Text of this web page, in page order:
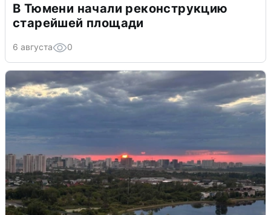
В Тюмени начали реконструкцию
старейшей площади
6 августа 0